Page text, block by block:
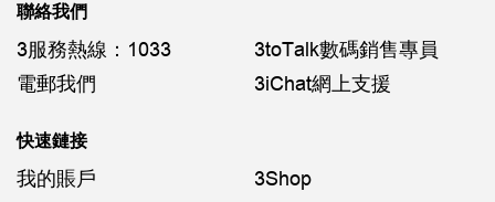
聯絡我們
3服務熱線：1033
3toTalk數碼銷售專員
電郵我們
3iChat網上支援
快速鏈接
我的賬戶
3Shop